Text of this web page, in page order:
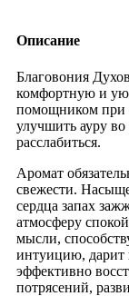
Описание
Благовония
комфортную и
помощником при
улучшить ауру
расслабиться.
Аромат
свежести.
сердца запах
атмосферу
мысли,
интуицию, дарит
эффективно
потрясений,